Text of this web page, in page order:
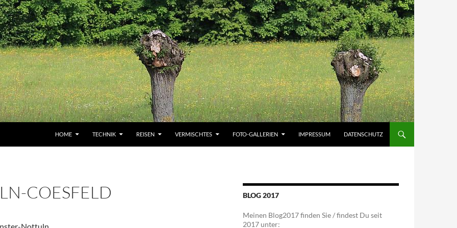
HOME TECHNIK REISEN VERMISCHTES FOTO-GALLERIEN IMPRESSUM DATENSCHUTZ
COESFELD BLOG 2017
Meinen Blog2017 finden Sie / findest Du seit
2017 unter: